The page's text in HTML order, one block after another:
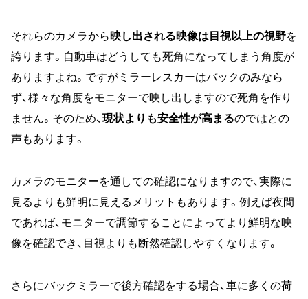
それらのカメラから 映し出される映像は目視以上の視野を
誇ります。自動車はどうしても死角になってしまう角度が
ありますよね。ですがミラーレスカーはバックのみなら
ず、様々な角度をモニターで映し出しますので死角を作り
ません。そのため、 現状よりも安全性が高まるのではとの
声もあります。
カメラのモニターを通しての確認になりますので、実際に
見るよりも鮮明に見えるメリットもあります。例えば夜間
であれば、モニターで調節することによってより鮮明な映
像を確認でき、目視よりも断然確認しやすくなります。
さらにバックミラーで後方確認をする場合、車に多くの荷